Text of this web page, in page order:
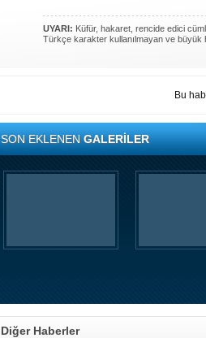
UYARI: Küfür, hakaret, rencide edici
Türkçe karakter kullanılmayan ve büyük
Bu
SON EKLENENGALERİLER
Diğer Haberler